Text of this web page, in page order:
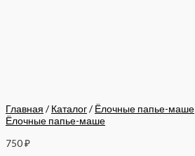
Главная / Каталог/ Ёлочные папье-маше
Ёлочные папье-маше
750₽